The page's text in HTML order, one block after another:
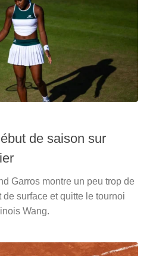
de saison sur
Garros montre un peu trop de
surface et quitte le tournoi
Wang.